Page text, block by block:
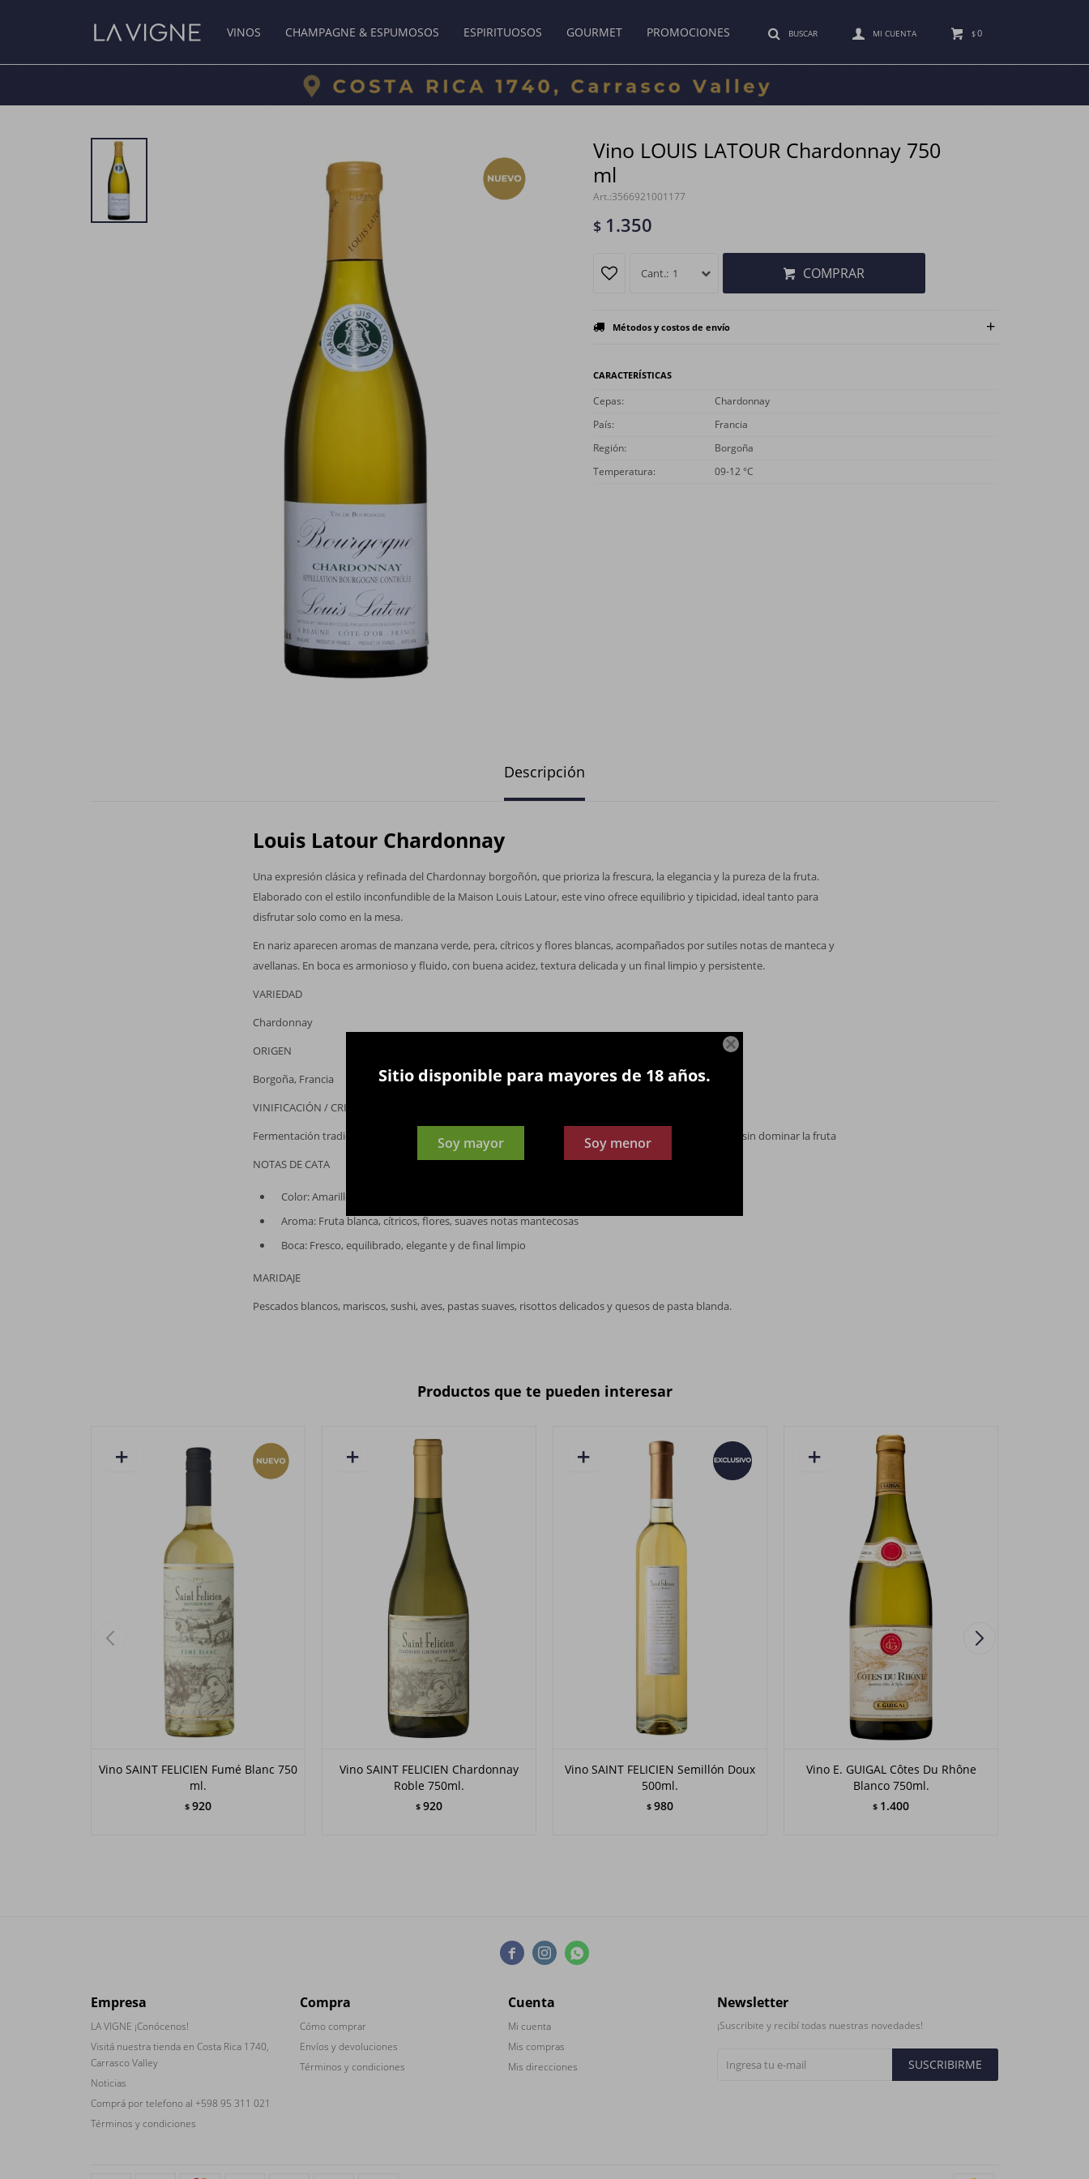

Sitio disponible para mayores de 18 años.
Soy mayor Soy menor
VINOS CHAMPAGNE & ESPUMOSOS ESPIRITUOSOS GOURMET PROMOCIONES $0
Vino LOUIS LATOUR Chardonnay 750
ml
3566921001177
$ 1.350
1 COMPRAR
Métodos y costos de envío
CARACTERÍSTICAS
Cepas
Chardonnay
País
Francia
Región
Borgoña
Temperatura
09-12 °C
Descripción
Louis Latour Chardonnay
Una expresión clásica y refinada del Chardonnay borgoñón, que prioriza la frescura, la elegancia y la pureza de la fruta.
Elaborado con el estilo inconfundible de la Maison Louis Latour, este vino ofrece equilibrio y tipicidad, ideal tanto para
disfrutar solo como en la mesa.
En nariz aparecen aromas de manzana verde, pera, cítricos y flores blancas, acompañados por sutiles notas de manteca y
avellanas. En boca es armonioso y fluido, con buena acidez, textura delicada y un final limpio y persistente.
VARIEDAD
Chardonnay
ORIGEN
Borgoña, Francia
VINIFICACIÓN / CRIANZA
Fermentación tradicional; parte del vino puede tener crianza breve en roble para aportar complejidad sin dominar la fruta
NOTAS DE CATA
Color: Amarillo pálido con reflejos brillantes
Aroma: Fruta blanca, cítricos, flores, suaves notas mantecosas
Boca: Fresco, equilibrado, elegante y de final limpio
MARIDAJE
Pescados blancos, mariscos, sushi, aves, pastas suaves, risottos delicados y quesos de pasta blanda.
Productos que te pueden interesar
Vino SAINT FELICIEN Fumé Blanc 750
ml.
$ 920
Vino SAINT FELICIEN Chardonnay
Roble 750ml.
$ 920
Vino SAINT FELICIEN Semillón Doux
500ml.
$ 980
Vino E. GUIGAL Côtes Du Rhône
Blanco 750ml.
$ 1.400
  
Empresa
LA VIGNE ¡Conócenos!
Visitá nuestra tienda en Costa Rica 1740,
Carrasco Valley
Noticias
Comprá por telefono al +598 95 311 021
Términos y condiciones
Compra
Cómo comprar
Envíos y devoluciones
Términos y condiciones
Cuenta
Mi cuenta
Mis compras
Mis direcciones
Newsletter
¡Suscribite y recibí todas nuestras novedades!
SUSCRIBIRME